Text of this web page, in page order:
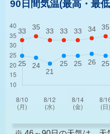
90日間気温(最高・最